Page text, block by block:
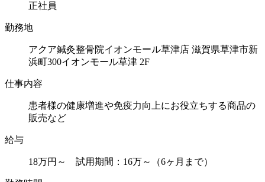
正社員
勤務地
アクア鍼灸整骨院イオンモール草津店 滋賀県草津市新
浜町300イオンモール草津 2F
仕事内容
患者様の健康増進や免疫力向上にお役立ちする商品の
販売など
給与
18万円～ 試用期間：16万～（6ヶ月まで）